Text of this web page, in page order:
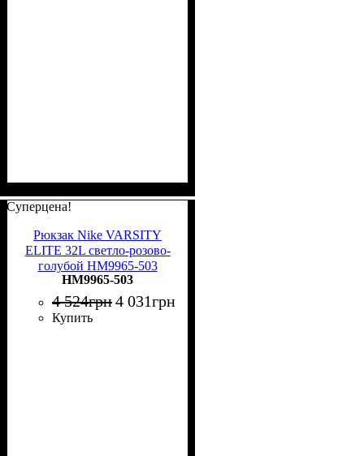
Суперцена!
Рюкзак Nike VARSITY
ELITE 32L светло-розово-
голубой HM9965-503
HM9965-503
4 524грн4 031грн
Купить